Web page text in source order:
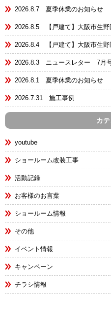
2026.8.7 夏季休業のお知らせ
2026.8.5 【戸建て】大阪市生
2026.8.4 【戸建て】大阪市生
2026.8.3 ニュースレター 7月
2026.8.1 夏季休業のお知らせ
2026.7.31 施工事例
カ
youtube
ショールーム改装工事
活動記録
お客様のお言葉
ショールーム情報
その他
イベント情報
キャンペーン
チラシ情報